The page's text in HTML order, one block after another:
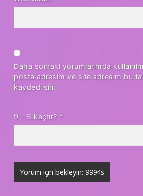
Daha sonraki yorumlarımda
posta adresim ve site adresim bu
kaydedilsin.
9 - 5 kaçtır? *